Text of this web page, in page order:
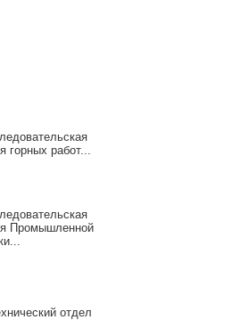
горных работ...
Промышленной
отдел